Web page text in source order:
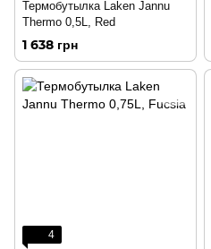
Термобутылка Laken Jannu
Thermo 0,5L, Red
1 638 грн
4